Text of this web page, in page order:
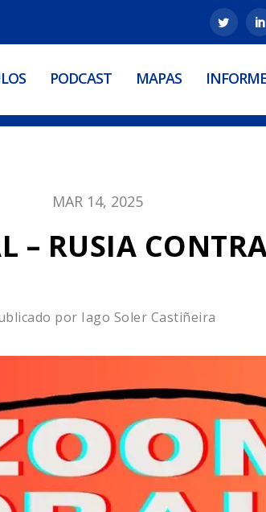
PODCAST MAPAS
MAR 14, 2025
– RUSIA
por Iago Soler Castiñeira